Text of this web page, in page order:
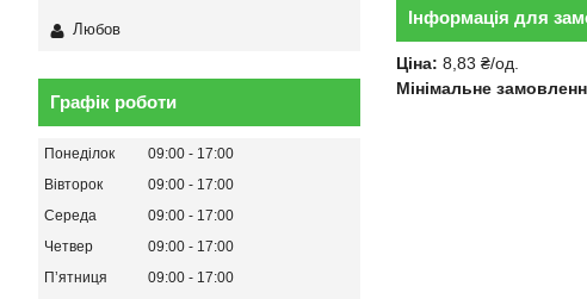
Інформація для
Ціна: 8,83 ₴/од.
Мінімальне
Любов
Графік роботи
Понеділок 09:00
17:00
Вівторок
09:00
17:00
Середа
09:00
17:00
Четвер
09:00
17:00
Пʼятниця
09:00
17:00